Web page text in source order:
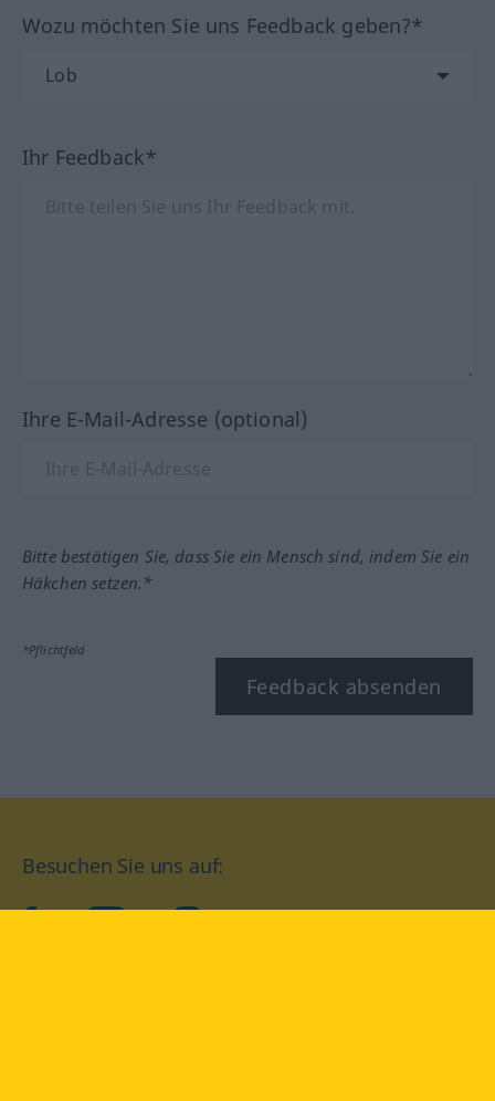
Wozu möchten Sie uns Feedback geben?*
Ihr Feedback*
Ihre E-Mail-Adresse (optional)
Bitte bestätigen Sie, dass Sie ein Mensch sind, indem Sie ein
Häkchen setzen.*
*Pflichtfeld
Feedback absenden
Besuchen Sie uns auf: